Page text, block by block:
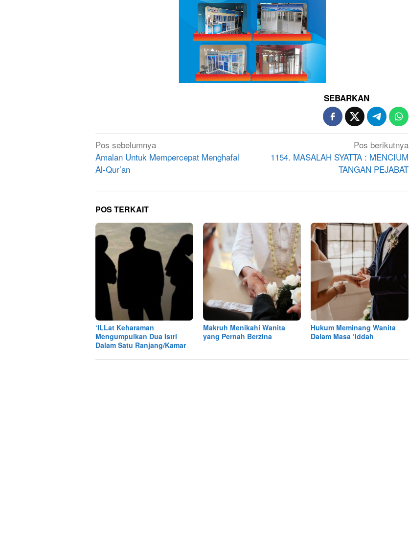
SEBARKAN
Navigasi
pos
Pos sebelumnya
Amalan Untuk Mempercepat Menghafal
Al-Qur’an
Pos berikutnya
1154. MASALAH SYATTA : MENCIUM
TANGAN PEJABAT
POS TERKAIT
‘ILLat Keharaman
Mengumpulkan Dua Istri
Dalam Satu Ranjang/Kamar
Makruh Menikahi Wanita
yang Pernah Berzina
Hukum Meminang Wanita
Dalam Masa ‘Iddah